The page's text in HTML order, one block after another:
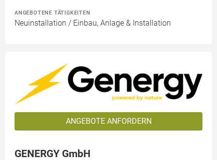
ANGEBOTENE TÄTIGKEITEN
Neuinstallation / Einbau, Anlage & Installation
ANGEBOTE ANFORDERN
GENERGY GmbH